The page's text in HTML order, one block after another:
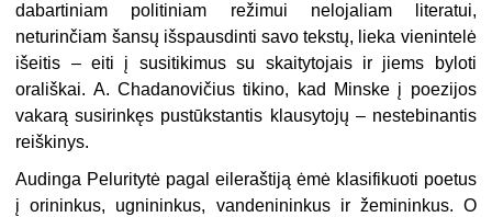
dabartiniam politiniam režimui nelojaliam literatui,
neturinčiam šansų iš­spausdinti savo tekstų, lieka vienintelė
išei­tis – eiti į susitikimus su skaitytojais ir jiems byloti
orališkai. A. Chadanovičius tikino, kad Minske į poezijos
vakarą susirinkęs pustūkstantis klausytojų – nestebinantis
reiškinys.
Audinga Peluritytė pagal eileraštiją ėmė klasifikuoti poetus
į orininkus, ugnininkus, vandenininkus ir žemininkus. O